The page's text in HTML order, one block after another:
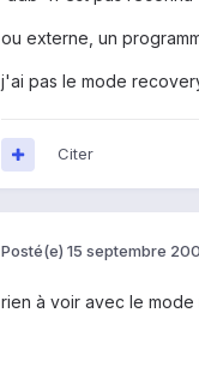
ou externe, un
j'ai pas le mode
Citer
Posté(e) 15 septembre
rien à voir avec le